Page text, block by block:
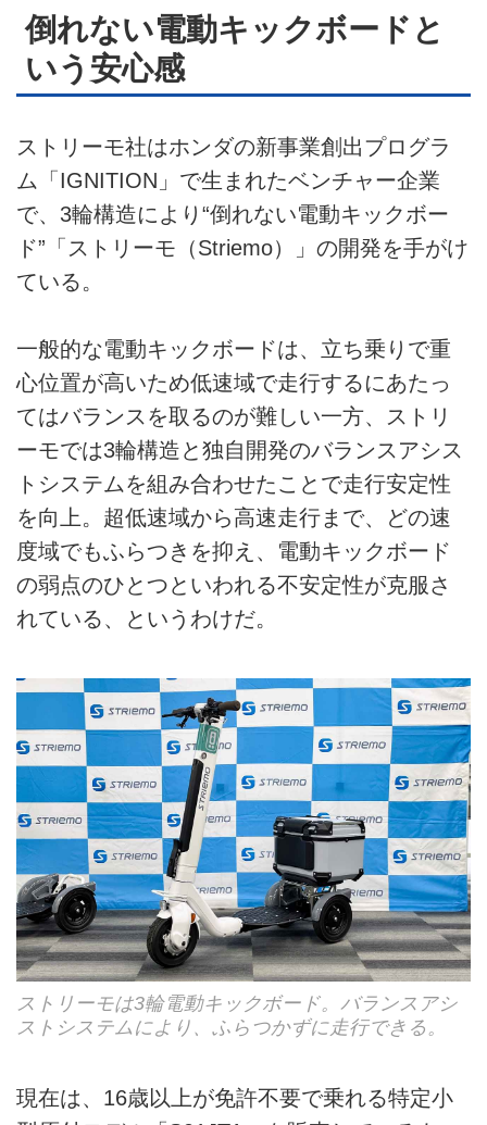
倒れない電動キックボードと
いう安心感
ストリーモ社はホンダの新事業創出プログラ
ム「IGNITION」で生まれたベンチャー企業
で、3輪構造により“倒れない電動キックボー
ド”「ストリーモ（Striemo）」の開発を手がけ
ている。
一般的な電動キックボードは、立ち乗りで重
心位置が高いため低速域で走行するにあたっ
てはバランスを取るのが難しい一方、ストリ
ーモでは3輪構造と独自開発のバランスアシス
トシステムを組み合わせたことで走行安定性
を向上。超低速域から高速走行まで、どの速
度域でもふらつきを抑え、電動キックボード
の弱点のひとつといわれる不安定性が克服さ
れている、というわけだ。
ストリーモは3輪電動キックボード。バランスアシ
ストシステムにより、ふらつかずに走行できる。
現在は、16歳以上が免許不要で乗れる特定小